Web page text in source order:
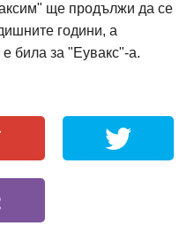
ще продължи да се
години, а
била за "Еувакс"-а.